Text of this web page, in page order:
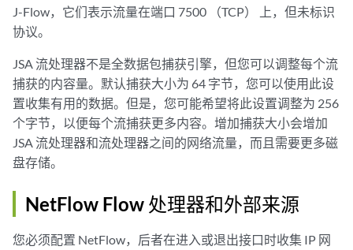
J-Flow，它们表示流量在端口 7500 （TCP） 上，但未标识
协议。
JSA 流处理器不是全数据包捕获引擎，但您可以调整每个流
捕获的内容量。默认捕获大小为 64 字节，您可以使用此设
置收集有用的数据。但是，您可能希望将此设置调整为 256
个字节，以便每个流捕获更多内容。增加捕获大小会增加
JSA 流处理器和流处理器之间的网络流量，而且需要更多磁
盘存储。
NetFlow Flow 处理器和外部来源
您必须配置 NetFlow，后者在进入或退出接口时收集 IP 网